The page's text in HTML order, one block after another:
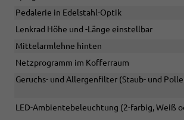
Pedalerie in Edelstahl-Optik
Lenkrad Höhe und -Länge einstellbar
Mittelarmlehne hinten
Netzprogramm im Kofferraum
Geruchs- und Allergenfilter (Staub- und
LED-Ambientebeleuchtung (2-farbig, Weiß